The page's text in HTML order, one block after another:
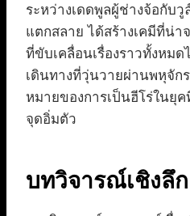
ระหว่างเดดพูลผู้ช่างจ้อกับวู
แตกสลาย ได้สร้างเคมีที่น่
ที่ขับเคลื่อนเรื่องราวทั้งหม
เดินทางที่วุ่นวายผ่านพหุจัก
หมายของการเป็นฮีโร่ในยุค
จุดอิ่มตัว
บทวิจารณ์เชิงลึก